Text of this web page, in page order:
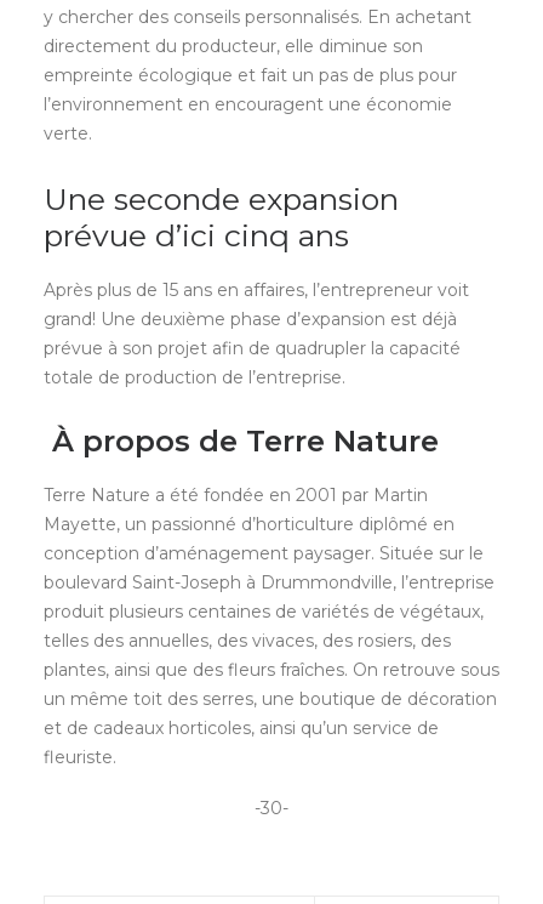
y chercher des conseils personnalisés. En achetant
directement du producteur, elle diminue son
empreinte écologique et fait un pas de plus pour
l’environnement en encouragent une économie
verte.
Une seconde expansion
prévue d’ici cinq ans
Après plus de 15 ans en affaires, l’entrepreneur voit
grand! Une deuxième phase d’expansion est déjà
prévue à son projet afin de quadrupler la capacité
totale de production de l’entreprise.
À propos de Terre Nature
Terre Nature a été fondée en 2001 par Martin
Mayette, un passionné d’horticulture diplômé en
conception d’aménagement paysager. Située sur le
boulevard Saint-Joseph à Drummondville, l’entreprise
produit plusieurs centaines de variétés de végétaux,
telles des annuelles, des vivaces, des rosiers, des
plantes, ainsi que des fleurs fraîches. On retrouve sous
un même toit des serres, une boutique de décoration
et de cadeaux horticoles, ainsi qu’un service de
fleuriste.
-30-